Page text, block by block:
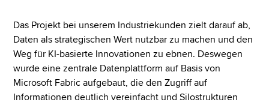
Das Projekt bei unserem Industriekunden zielt darauf ab,
Daten als strategischen Wert nutzbar zu machen und den
Weg für KI-basierte Innovationen zu ebnen. Deswegen
wurde eine zentrale Datenplattform auf Basis von
Microsoft Fabric aufgebaut, die den Zugriff auf
Informationen deutlich vereinfacht und Silostrukturen